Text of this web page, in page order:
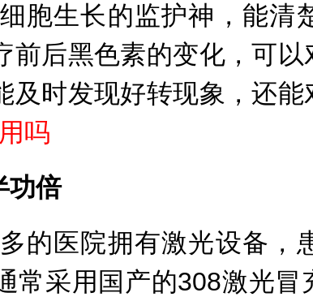
胞生长的监护神，能清
后黑色素的变化，可
时发现好转现象，还
吗
功倍
医院拥有激光设备，
常采用国产的308激光冒